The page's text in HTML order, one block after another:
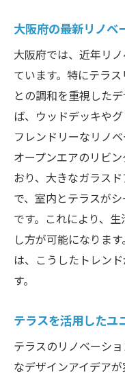
イント
アウトド
ガーデニン
ベーション
ホームオフ
ア
バーベキュ
ョンのコツ
キッズプレ
ーション
リラックス
テラスを彩
大阪府の最新リノベ
大阪府では、近年リ
ています。特にテラ
との調和を重視した
ば、ウッドデッキや
フレンドリーなリノ
オープンエアのリビ
おり、大きなガラス
で、室内とテラスが
です。これにより、
し方が可能になりま
は、こうしたトレン
す。
テラスを活用したユ
テラスのリノベーシ
なデザインアイデア